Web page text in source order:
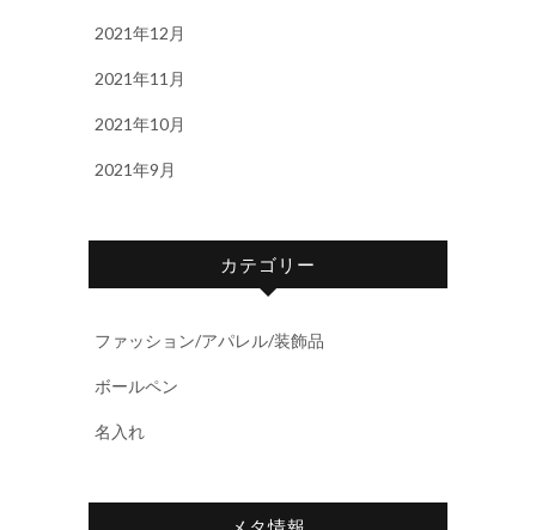
2021年12月
2021年11月
2021年10月
2021年9月
カテゴリー
ファッション/アパレル/装飾品
ボールペン
名入れ